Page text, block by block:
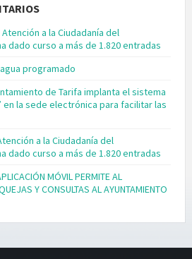
a la Ciudadanía del
dado curso a más de 1.820 entradas
programado
de Tarifa implanta el sistema
en la sede electrónica para facilitar las
a la Ciudadanía del
dado curso a más de 1.820 entradas
MÓVIL PERMITE AL
Y CONSULTAS AL AYUNTAMIENTO